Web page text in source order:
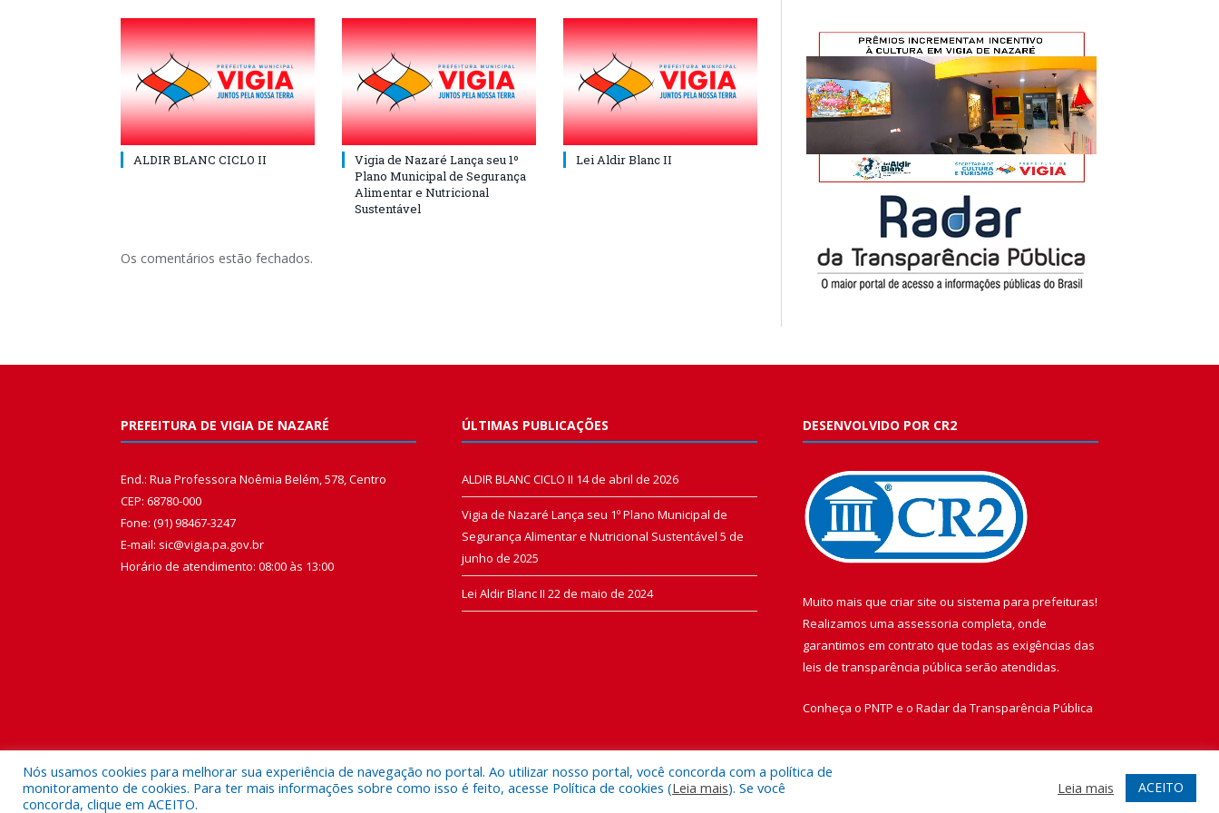
ALDIR BLANC CICLO II
Vigia de Nazaré Lança seu 1º
Plano Municipal de Segurança
Alimentar e Nutricional
Sustentável
Lei Aldir Blanc II
Os comentários estão fechados.
PREFEITURA DE VIGIA DE NAZARÉ
End.: Rua Professora Noêmia Belém, 578, Centro
CEP: 68780-000
Fone: (91) 98467-3247
E-mail: sic@vigia.pa.gov.br
Horário de atendimento: 08:00 às 13:00
ÚLTIMAS PUBLICAÇÕES
ALDIR BLANC CICLO II 14 de abril de 2026
Vigia de Nazaré Lança seu 1º Plano Municipal de
Segurança Alimentar e Nutricional Sustentável 5 de
junho de 2025
Lei Aldir Blanc II 22 de maio de 2024
DESENVOLVIDO POR CR2
Muito mais que criar site ou sistema para prefeituras!
Realizamos uma assessoria completa, onde
garantimos em contrato que todas as exigências das
leis de transparência pública serão atendidas.
Conheça o PNTP e o Radar da Transparência Pública
Todos os direitos reservados a Prefeitura Municipal de Vigia de Nazaré.
Nós usamos cookies para melhorar sua experiência de navegação no portal. Ao utilizar nosso portal, você concorda com a política de
monitoramento de cookies. Para ter mais informações sobre como isso é feito, acesse Política de cookies (Leia mais). Se você
concorda, clique em ACEITO.
Leia mais ACEITO